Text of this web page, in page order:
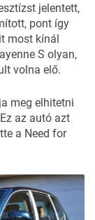
jelentett,
pont így
most kínál
S olyan,
volna elő.
meg elhitetni
az autó azt
a Need for